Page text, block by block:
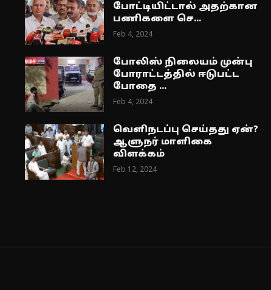
போட்டியிட்டால் அதற்கான
பணிகளை செ...
Feb 4, 2024
போலிஸ் நிலையம் முன்பு
போராட்டத்தில் ஈடுபட்ட
போதை ...
Feb 4, 2024
வெளிநடப்பு செய்தது ஏன்?
ஆளுநர் மாளிகை
விளக்கம்
Feb 12, 2024